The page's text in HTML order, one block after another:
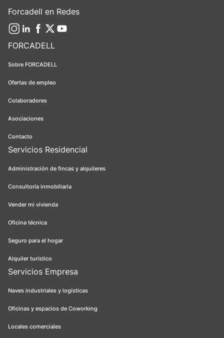
FORCADELL
Sobre FORCADELL
Ofertas de empleo
Colaboradores
Asociaciones
Contacto
Servicios Residencial
Administración de fincas y alquileres
Consultoría inmobiliaria
Vender mi vivienda
Oficina técnica
Seguro para el hogar
Alquiler turístico
Servicios Empresa
Naves industriales y logísticas
Oficinas y espacios de Coworking
Locales comerciales
Forcadell en Redes